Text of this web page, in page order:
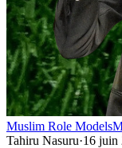
Muslim Role Models
Tahiru Nasuru·16 juin